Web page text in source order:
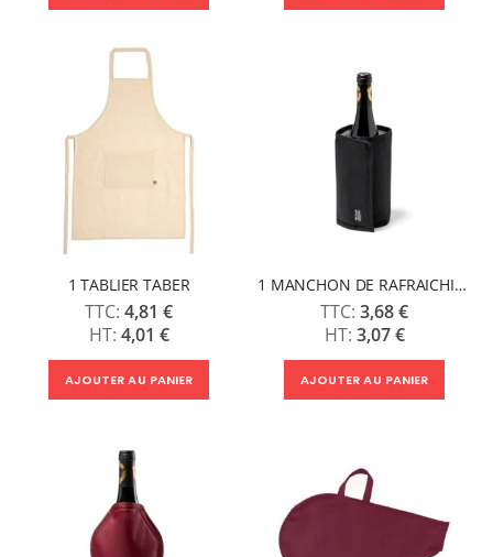
1 TABLIER TABER
4,81 €
4,01 €
AJOUTER AU PANIER
1 MANCHON DE RAFRAICHISSEMENT MOKE
3,68 €
3,07 €
AJOUTER AU PANIER